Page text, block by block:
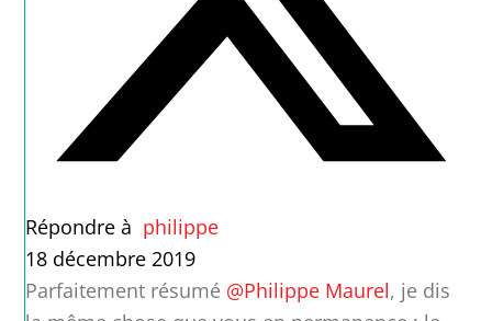
Répondre à philippe
18 décembre 2019
Parfaitement résumé @Philippe Maurel, je dis